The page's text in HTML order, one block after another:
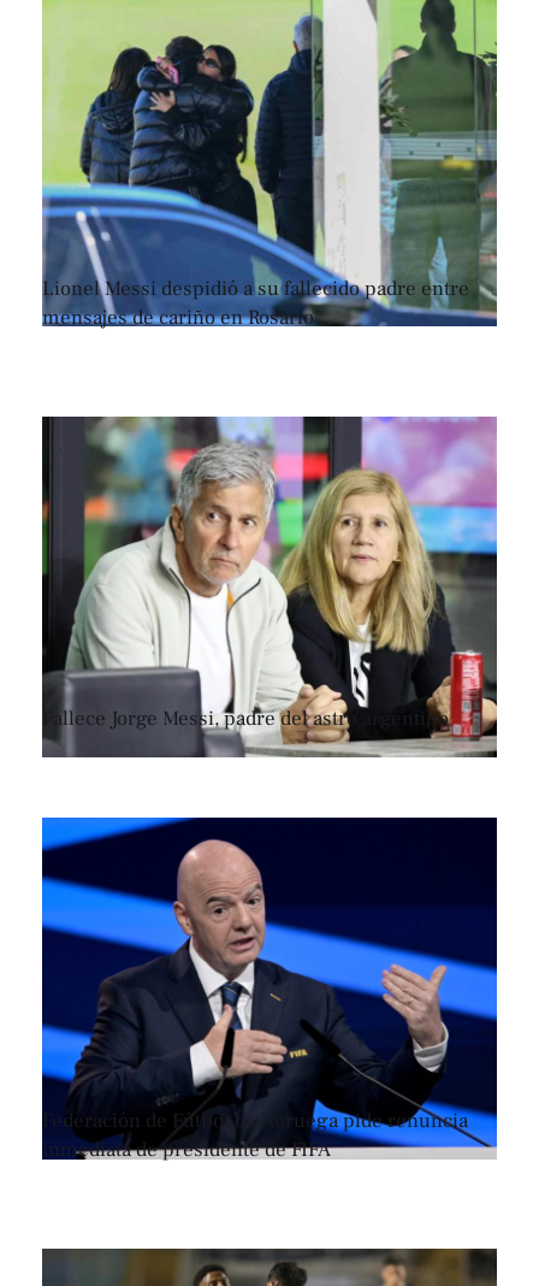
Lionel Messi despidió a su fallecido padre entre
mensajes de cariño en Rosario
Fallece Jorge Messi, padre del astro argentino
Federación de Fútbol de Noruega pide renuncia
inmediata de presidente de FIFA